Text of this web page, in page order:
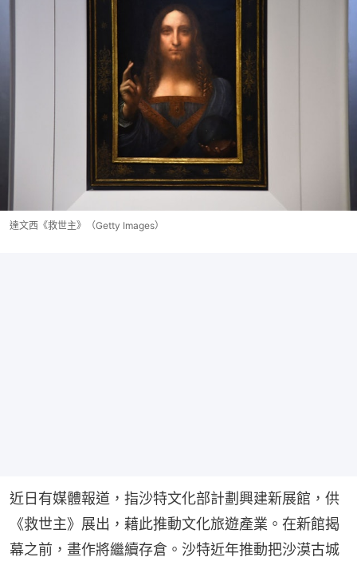
達文西《救世主》（Getty Images）
近日有媒體報道，指沙特文化部計劃興建新展館，供
《救世主》展出，藉此推動文化旅遊產業。在新館揭
幕之前，畫作將繼續存倉。沙特近年推動把沙漠古城